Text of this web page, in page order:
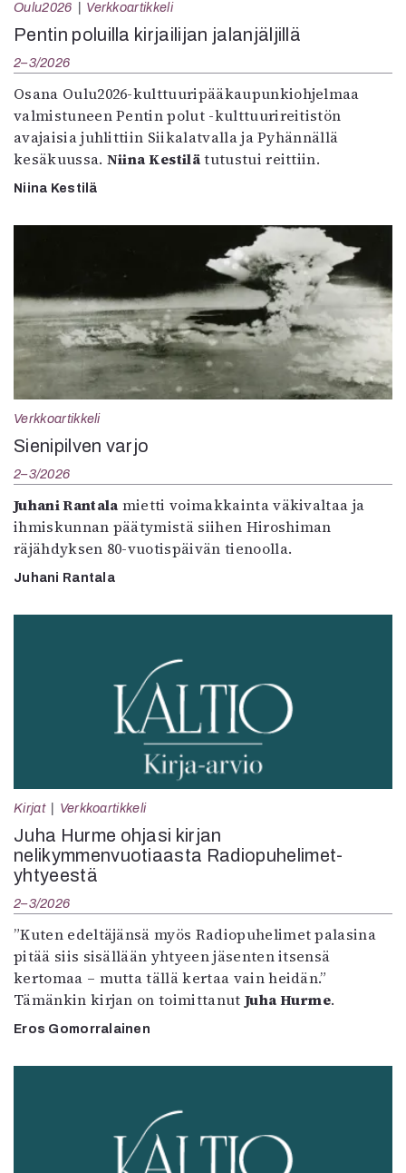
Oulu2026 Verkkoartikkeli
Pentin poluilla kirjailijan jalanjäljillä
2–3/2026
Osana Oulu2026-kulttuuripääkaupunkiohjelmaa
valmistuneen Pentin polut -kulttuurireitistön
avajaisia juhlittiin Siikalatvalla ja Pyhännällä
kesäkuussa. Niina Kestilätutustui reittiin.
Niina Kestilä
Verkkoartikkeli
Sienipilven varjo
2–3/2026
Juhani Rantala mietti voimakkainta väkivaltaa ja
ihmiskunnan päätymistä siihen Hiroshiman
räjähdyksen 80-vuotispäivän tienoolla.
Juhani Rantala
Kirjat Verkkoartikkeli
Juha Hurme ohjasi kirjan
nelikymmenvuotiaasta Radiopuhelimet-
yhtyeestä
2–3/2026
”Kuten edeltäjänsä myös Radiopuhelimet palasina
pitää siis sisällään yhtyeen jäsenten itsensä
kertomaa – mutta tällä kertaa vain heidän.”
Tämänkin kirjan on toimittanut Juha Hurme.
Eros Gomorralainen